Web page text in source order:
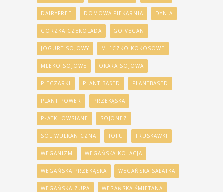
DAIRYFREE DOMOWA PIEKARNIA DYNIA
GORZKA CZEKOLADA GO VEGAN
JOGURT SOJOWY MLECZKO KOKOSOWE
MLEKO SOJOWE OKARA SOJOWA
PIECZARKI PLANT BASED PLANTBASED
PLANT POWER PRZEKĄSKA
PŁATKI OWSIANE SOJONEZ
SÓL WULKANICZNA TOFU TRUSKAWKI
WEGANIZM WEGAŃSKA KOLACJA
WEGAŃSKA PRZEKĄSKA WEGAŃSKA SAŁATKA
WEGAŃSKA ZUPA WEGAŃSKA ŚMIETANA